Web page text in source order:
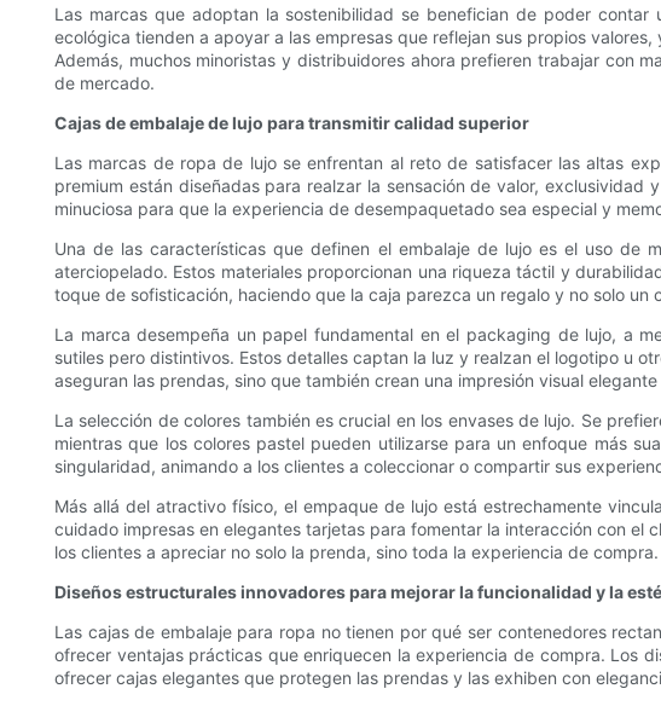
Las marcas que adoptan la sostenibilidad se benefician de poder
ecológica tienden a apoyar a las empresas que reflejan sus propios
Además, muchos minoristas y distribuidores ahora prefieren trabajar con
de mercado.
Cajas de embalaje de lujo para transmitir calidad superior
Las marcas de ropa de lujo se enfrentan al reto de satisfacer las altas
premium están diseñadas para realzar la sensación de valor,
minuciosa para que la experiencia de desempaquetado sea especial y
Una de las características que definen el embalaje de lujo es el uso
aterciopelado. Estos materiales proporcionan una riqueza táctil y
toque de sofisticación, haciendo que la caja parezca un regalo y no solo un
La marca desempeña un papel fundamental en el packaging de lujo, a
sutiles pero distintivos. Estos detalles captan la luz y realzan el logotipo u
aseguran las prendas, sino que también crean una impresión visual
La selección de colores también es crucial en los envases de lujo. Se
mientras que los colores pastel pueden utilizarse para un enfoque más
singularidad, animando a los clientes a coleccionar o compartir sus
Más allá del atractivo físico, el empaque de lujo está estrechamente
cuidado impresas en elegantes tarjetas para fomentar la interacción con el
los clientes a apreciar no solo la prenda, sino toda la experiencia de compra.
Diseños estructurales innovadores para mejorar la funcionalidad y la
Las cajas de embalaje para ropa no tienen por qué ser contenedores
ofrecer ventajas prácticas que enriquecen la experiencia de compra. Los
ofrecer cajas elegantes que protegen las prendas y las exhiben con